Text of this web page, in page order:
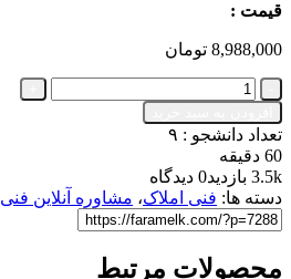
قیمت :
8,988,000 تومان
مشاوره
آنلاین
فنی
املاک
(
60
دقیقه
ای
تعداد دانشجو : ۹
60 دقیقه
3.5k بازدید
0 دیدگاه
دسته ها: فنی املاک، مشاوره آنلاین فنی
محصولات مرتبط